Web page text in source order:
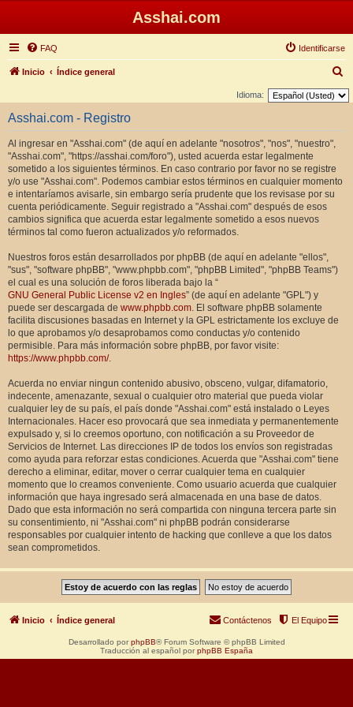
Asshai.com
FAQ Identificarse
Inicio Índice general
u
Idioma:
Asshai.com - Registro
Al ingresar en "Asshai.com" (de aquí en adelante "nosotros", "nos", "nuestro",
"Asshai.com", "https://asshai.com/foro"), usted acuerda estar legalmente
sometido a los siguientes términos. En caso contrario por favor no se registre
y/o use "Asshai.com". Podemos cambiar estos términos en cualquier momento
e intentaríamos avisarle, sin embargo sería prudente que los revisase por su
cuenta periódicamente. Seguir registrado a "Asshai.com" después de esos
cambios significa que acuerda estar legalmente sometido a esos nuevos
términos tal como fueron actualizados y/o reformados.
Nuestros foros están desarrollados por phpBB (de aquí en adelante "ellos",
"sus", "software phpBB", "www.phpbb.com", "phpBB Limited", "phpBB Teams")
el cual es una solución de foros liberada bajo la “
GNU General Public License v2 en Ingles” (de aquí en adelante "GPL") y
puede ser descargada de www.phpbb.com. El software phpBB solamente
facilita discusiones basadas en Internet y la GPL estrictamente los excluye de
lo que aprobamos y/o desaprobamos como conductas y/o contenido
permisible. Para más información sobre phpBB, por favor visite:
https://www.phpbb.com/.
Acuerda no enviar ningun contenido abusivo, obsceno, vulgar, difamatorio,
indecente, amenazante, sexual o cualquier otro material que pueda violar
cualquier ley de su país, el país donde "Asshai.com" está instalado o Leyes
Internacionales. Hacer eso provocará que sea inmediata y permanentemente
expulsado y, si lo creemos oportuno, con notificación a su Proveedor de
Servicios de Internet. Las direcciones IP de todos los envíos son registradas
como ayuda para reforzar estas condiciones. Acuerda que "Asshai.com" tiene
derecho a eliminar, editar, mover o cerrar cualquier tema en cualquier
momento que lo creamos conveniente. Como usuario acuerda que cualquier
información que haya ingresado será almacenada en una base de datos.
Dado que esta información no será compartida con ninguna tercera parte sin
su consentimiento, ni "Asshai.com" ni phpBB podrán considerarse
responsables por cualquier intento de hacking que conlleve a que los datos
sean comprometidos.
Inicio Índice general El Equipo
Contáctenos
Desarrollado por phpBB® Forum Software © phpBB Limited
Traducción al español por phpBB España